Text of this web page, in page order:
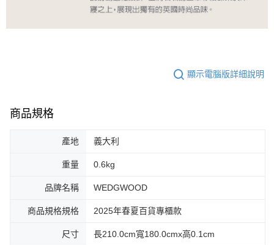
顯示電腦版詳細說明
商品規格
產地 義大利
重量 0.6kg
品牌名稱 WEDGWOOD
商品規格規格 2025年春夏百貨專櫃款
尺寸 長210.0cm寬180.0cmx高0.1cm